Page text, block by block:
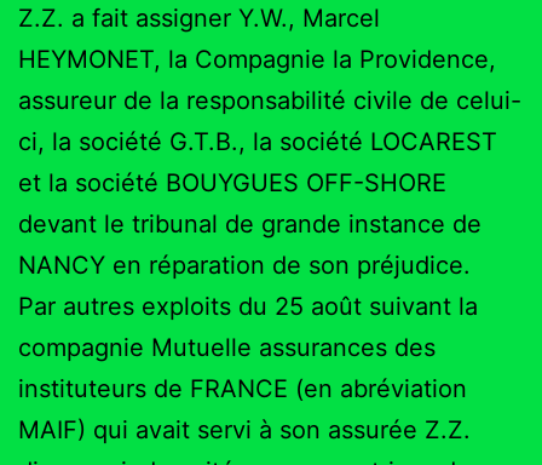
Z.Z. a fait assigner Y.W., Marcel
HEYMONET, la Compagnie la Providence,
assureur de la responsabilité civile de celui-
ci, la société G.T.B., la société LOCAREST
et la société BOUYGUES OFF-SHORE
devant le tribunal de grande instance de
NANCY en réparation de son préjudice.
Par autres exploits du 25 août suivant la
compagnie Mutuelle assurances des
instituteurs de FRANCE (en abréviation
MAIF) qui avait servi à son assurée Z.Z.